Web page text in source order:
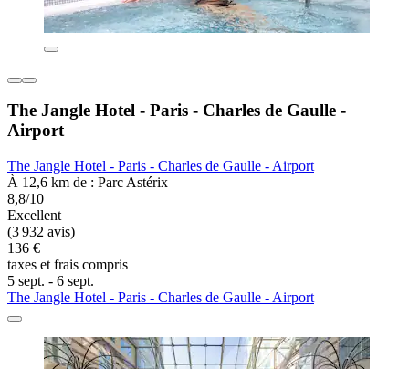
The Jangle Hotel - Paris - Charles de Gaulle -
Airport
The Jangle Hotel - Paris - Charles de Gaulle - Airport
À 12,6 km de : Parc Astérix
8,8/10
Excellent
(3 932 avis)
136 €
taxes et frais compris
5 sept. - 6 sept.
The Jangle Hotel - Paris - Charles de Gaulle - Airport